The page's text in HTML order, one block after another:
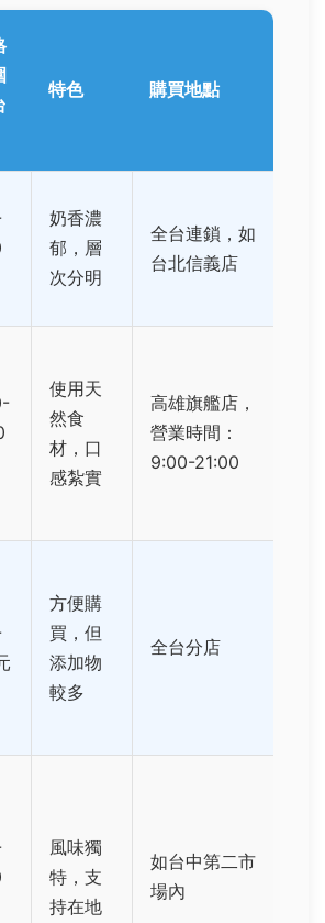
特色 購買地點
奶香濃
郁，層
次分明
全台連鎖，如
台北信義店
使用天
然食
材，口
感紮實
高雄旗艦店，
營業時間：
9:00-21:00
方便購
買，但
添加物
較多
全台分店
風味獨
特，支
持在地
如台中第二市
場內